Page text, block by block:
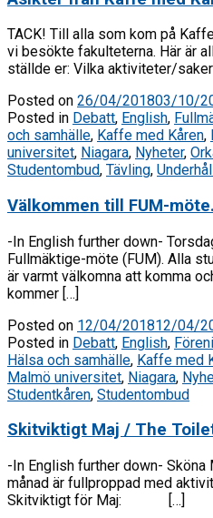
TACK! Till alla som kom på
vi besökte fakulteterna. Här är
ställde er: Vilka aktiviteter/
Posted on 26/04/201803/10/
Posted in Debatt, English,
och samhälle, Kaffe med Kåren,
universitet, Niagara, Nyheter,
Studentombud, Tävling,
Välkommen till FUM-möte.
-In English further down-
Fullmäktige-möte (FUM). Alla
är varmt välkomna att komma
kommer […]
Posted on 12/04/201812/04/
Posted in Debatt, English,
Hälsa och samhälle, Kaffe med
Malmö universitet, Niagara,
Studentkåren, Studentombud
Skitviktigt Maj / The
-In English further down- Sköna
månad är fullproppad med
Skitviktigt för Maj: […]